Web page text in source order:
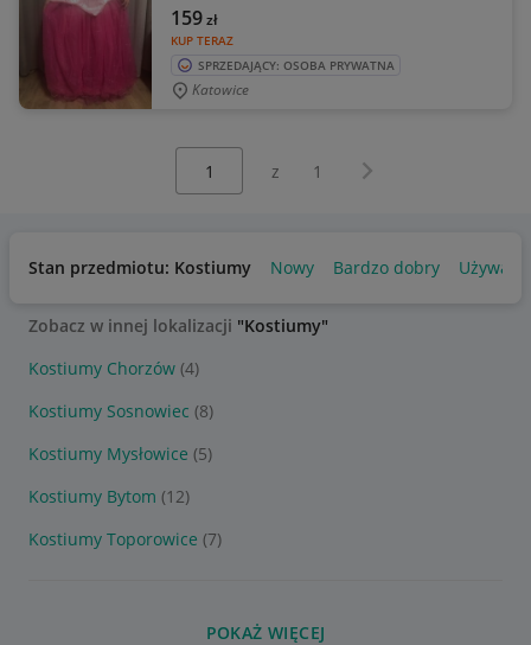
KUP TERAZ
159zł
SPRZEDAJĄCY: OSOBA PRYWATNA
Katowice
z 1 Następna strona
Stan przedmiotu: Kostiumy Nowy Bardzo dobry Używany
Zobacz w innej lokalizacji "Kostiumy"
Kostiumy Chorzów (4)
Kostiumy Sosnowiec (8)
Kostiumy Mysłowice (5)
Kostiumy Bytom (12)
Kostiumy Toporowice (7)
POKAŻ WIĘCEJ